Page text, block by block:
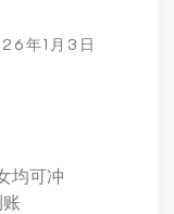
年1月3日
均可冲